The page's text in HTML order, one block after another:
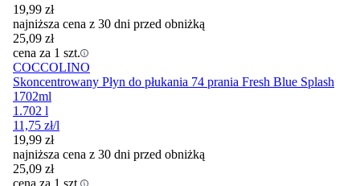
19,99 zł
najniższa cena z 30 dni przed obniżką
25,09 zł
cena za 1 szt.
COCCOLINO
Skoncentrowany Płyn do płukania 74 prania Fresh Blue Splash
1702ml
1.702 l
11,75 zł/l
19,99 zł
najniższa cena z 30 dni przed obniżką
25,09 zł